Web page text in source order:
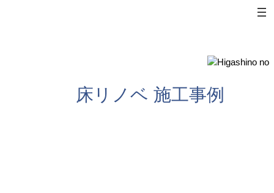
床リノベ 施工事例